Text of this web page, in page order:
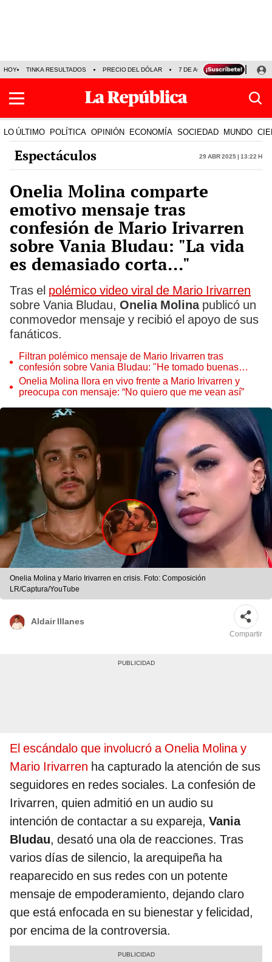
HOY TINKA RESULTADOS PRECIO DEL DÓLAR 7 DE AGOSTO OLLANTA
LO ÚLTIMO POLÍTICA OPINIÓN ECONOMÍA SOCIEDAD MUNDO
Espectáculos 29 Abr 2025 | 13:22 h
Onelia Molina comparte
emotivo mensaje tras
confesión de Mario Irivarren
sobre Vania Bludau: "La vida
es demasiado corta..."
Tras el polémico video viral de Mario Irivarren
sobre Vania Bludau, Onelia Molinapublicó un
conmovedor mensaje y recibió el apoyo de sus
fanáticos.
Filtran polémico mensaje de Mario Irivarren tras
confesión sobre Vania Bludau: "He tomado buenas
decisiones"
Onelia Molina llora en vivo frente a Mario Irivarren y
preocupa con mensaje: “No quiero que me vean así”
Onelia Molina y Mario Irivarren en crisis. Foto: Composición
LR/Captura/YouTube
Aldair Illanes
Compartir
El escándalo que involucró a Onelia Molina y
Mario Irivarren ha capturado la atención de sus
seguidores en redes sociales. La confesión de
Irivarren, quien admitió en un audio su
intención de contactar a su expareja, Vania
Bludau, desató una ola de reacciones. Tras
varios días de silencio, la arequipeña ha
reaparecido en sus redes con un potente
mensaje de empoderamiento, dejando claro
que está enfocada en su bienestar y felicidad,
por encima de la controversia.